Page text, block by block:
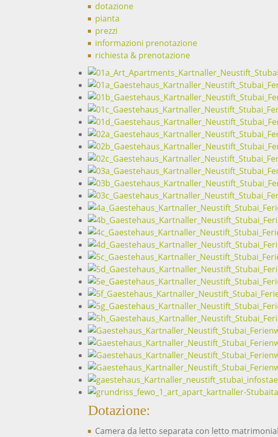
dotazione
pianta
prezzi
informazioni prenotazione
richiesta & prenotazione
Dotazione:
Camera da letto separata con letto